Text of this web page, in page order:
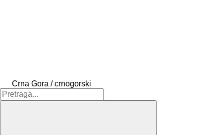
Crna Gora / crnogorski